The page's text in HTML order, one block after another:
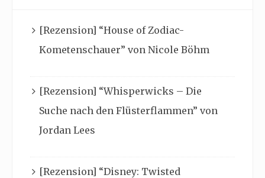
[Rezension] “House of Zodiac-
Kometenschauer” von Nicole Böhm
[Rezension] “Whisperwicks – Die
Suche nach den Flüsterflammen” von
Jordan Lees
[Rezension] “Disney: Twisted